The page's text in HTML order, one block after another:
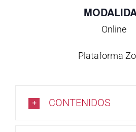
Online
Plataforma
CONTENIDOS